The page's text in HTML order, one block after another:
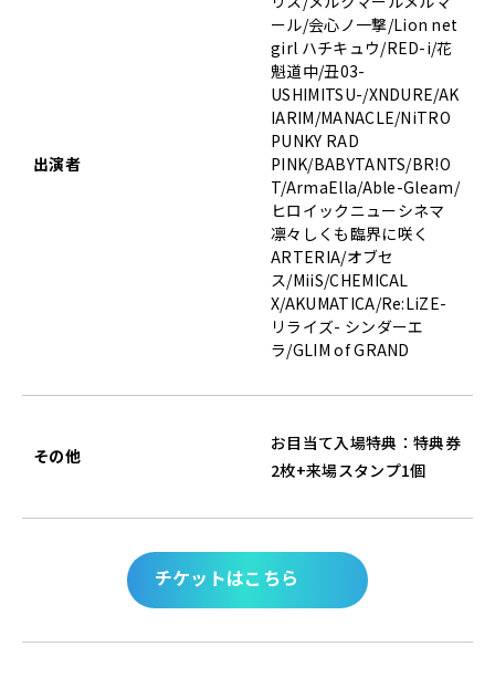
出演者
ール/会心ノ一撃/Lion net
girl ハチキュウ/RED-i/花
魁道中/丑03-
USHIMITSU-/XNDURE/AK
IARIM/MANACLE/NiTRO
PUNKY RAD
PINK/BABYTANTS/BR!O
T/ArmaElla/Able-Gleam/
ヒロイックニューシネマ
凛々しくも臨界に咲く
ARTERIA/オブセ
ス/MiiS/CHEMICAL
X/AKUMATICA/Re:LiZE-
リライズ- シンダーエ
ラ/GLIM of GRAND
その他
お目当て入場特典：特典券
2枚+来場スタンプ1個
チケットはこちら